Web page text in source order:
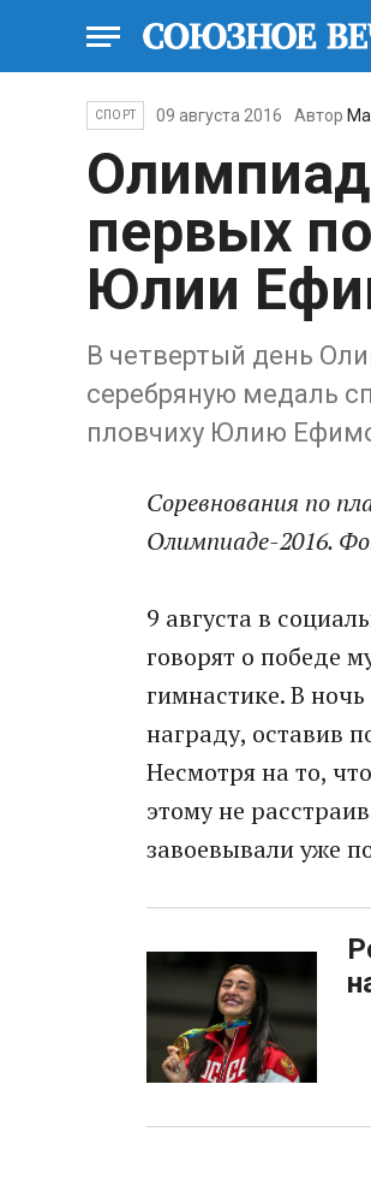
СПОРТ 09 августа 2016 Автор
первых
Юлии
В четвертый день
серебряную медаль
пловчиху Юлию
Соревнования по
Олимпиаде-2016.
9 августа в
говорят о победе
гимнастике. В
награду, оставив
Несмотря на то,
этому не
завоевывали уже